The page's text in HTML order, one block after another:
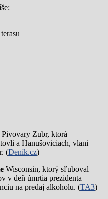
Pivovary Zubr, ktorá
a Hanušoviciach, vlani
(Deník.cz)
Wisconsin, ktorý sľuboval
v deň úmrtia prezidenta
na predaj alkoholu. (TA3)